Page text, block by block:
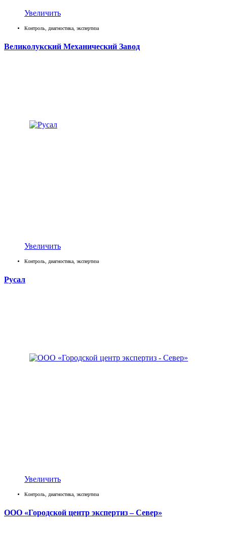
Увеличить
Контроль, диагностика, экспертиза
Великолукский Механический Завод
Увеличить
Контроль, диагностика, экспертиза
Русал
Увеличить
Контроль, диагностика, экспертиза
ООО «Городской центр экспертиз – Север»